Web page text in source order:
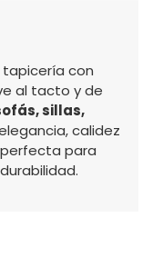
tapicería con
al tacto y de
sillas,
calidez
para